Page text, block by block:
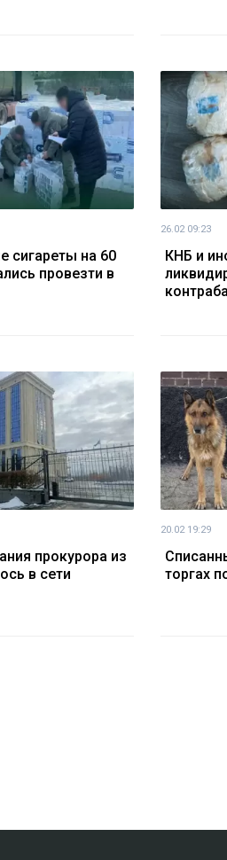
сигареты на 60
провезти в
26.02 09:23
КНБ и
прокурора из
в сети
20.02 19:29
торгах